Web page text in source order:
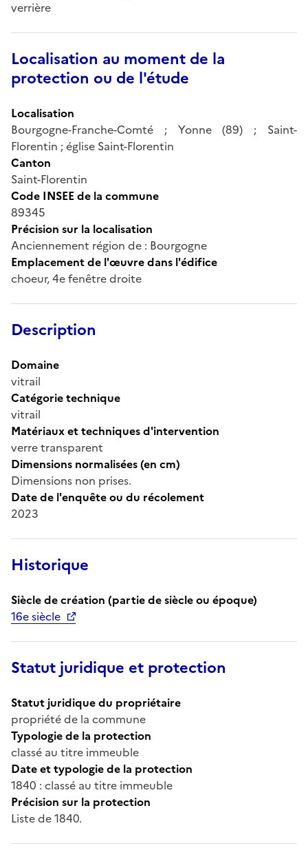
verrière
Localisation au moment de la
protection ou de l'étude
Localisation
Bourgogne-Franche-Comté ; Yonne (89) ; Saint-
Florentin ; église Saint-Florentin
Canton
Saint-Florentin
Code INSEE de la commune
89345
Précision sur la localisation
Anciennement région de : Bourgogne
Emplacement de l'œuvre dans l'édifice
choeur, 4e fenêtre droite
Description
Domaine
vitrail
Catégorie technique
vitrail
Matériaux et techniques d'intervention
verre transparent
Dimensions normalisées (en cm)
Dimensions non prises.
Date de l'enquête ou du récolement
2023
Historique
Siècle de création (partie de siècle ou époque)
16e siècle
Statut juridique et protection
Statut juridique du propriétaire
propriété de la commune
Typologie de la protection
classé au titre immeuble
Date et typologie de la protection
1840 : classé au titre immeuble
Précision sur la protection
Liste de 1840.